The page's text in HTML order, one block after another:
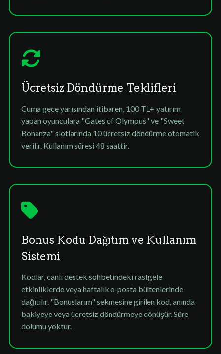
Ücretsiz Döndürme Teklifleri
Cuma gece yarısından itibaren, 100 TL+ yatırım
yapan oyunculara "Gates of Olympus" ve "Sweet
Bonanza" slotlarında 10 ücretsiz döndürme otomatik
verilir. Kullanım süresi 48 saattir.
Bonus Kodu Dağıtım ve Kullanım
Sistemi
Kodlar, canlı destek sohbetindeki rastgele
etkinliklerde veya haftalık e-posta bültenlerinde
dağıtılır. "Bonuslarım" sekmesine girilen kod, anında
bakiyeye veya ücretsiz döndürmeye dönüşür. Süre
dolumu yoktur.